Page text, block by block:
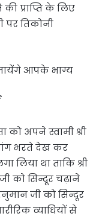
प्राप्ति के लिए
तिकोनी
आपके भाग्य
को अपने स्वामी श्री
भरते देख कर
लिया था ताकि श्री
को सिन्दूर चढ़ाने
जी को सिन्दूर
व्याधियों से